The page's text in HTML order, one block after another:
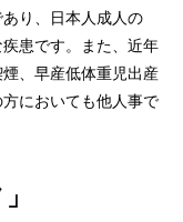
り、日本人成人の
患です。また、近年
、早産低体重児出産
においても他人事で